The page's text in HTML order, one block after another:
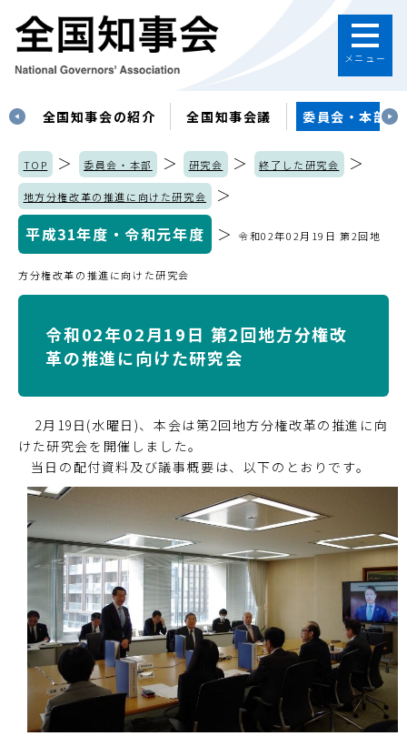
メニュー
全国知事会の紹介 全国知事会議 委員会・本部
TOP ＞ 委員会・本部 ＞ 研究会 ＞ 終了した研究会 ＞
地方分権改革の推進に向けた研究会
＞
平成31年度・令和元年度
＞令和02年02月19日 第2回地
方分権改革の推進に向けた研究会
令和02年02月19日 第2回地方分権改
革の推進に向けた研究会
2月19日(水曜日)、本会は第2回地方分権改革の推進に向
けた研究会を開催しました。
当日の配付資料及び議事概要は、以下のとおりです。